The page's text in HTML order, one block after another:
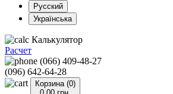
Русский
Українська
Калькулятор
Расчет
(066) 409-48-27
(096) 642-64-28
Корзина (0)